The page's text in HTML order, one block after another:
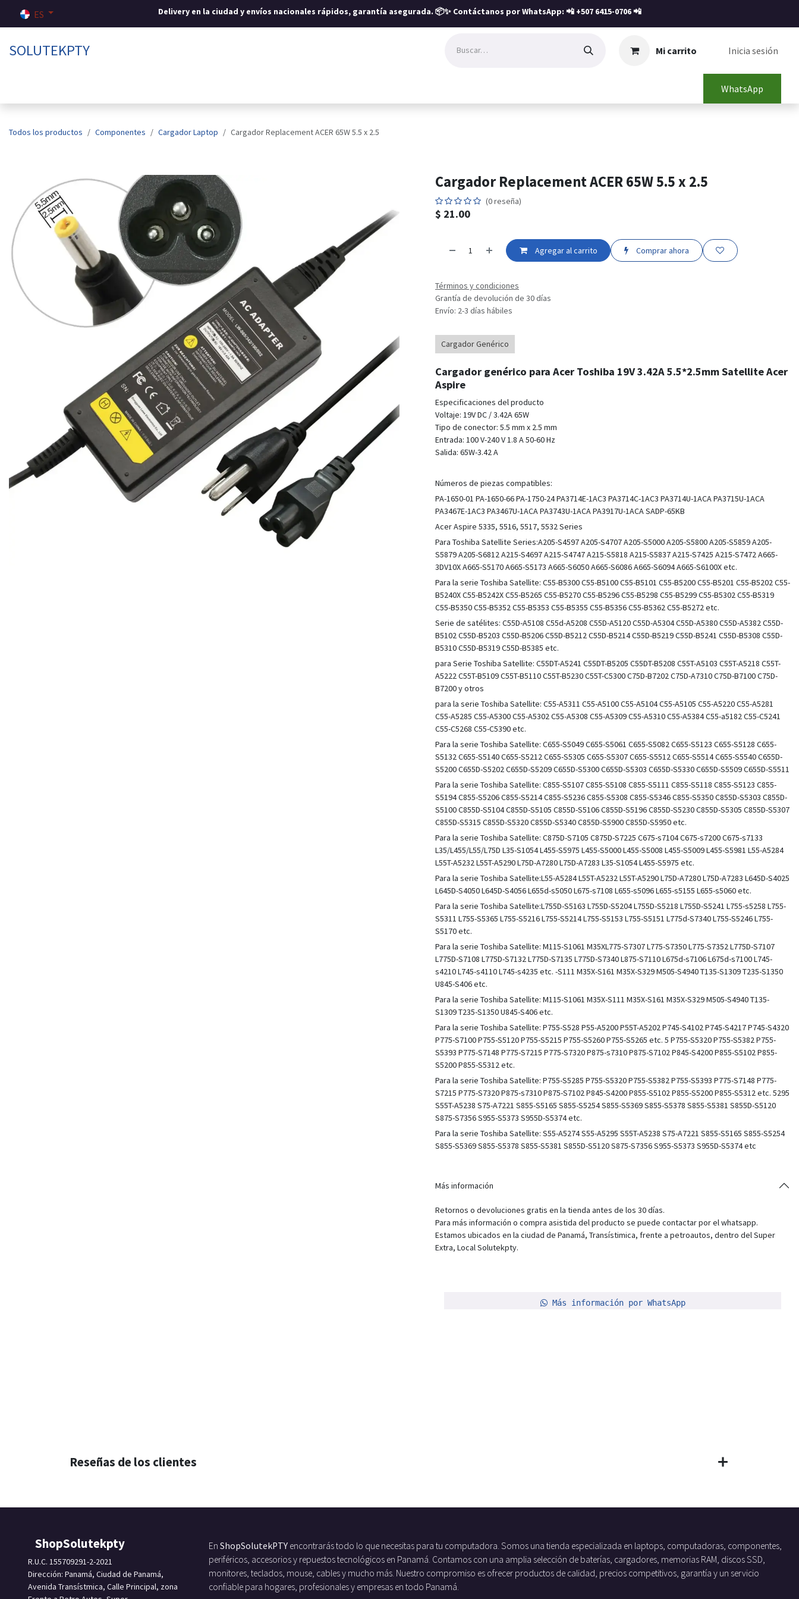
ES Delivery en la ciudad y envíos nacionales rápidos, garantía asegurada. 📦✨ Contáctanos por WhatsApp: 📲 +507 6415-0706📲
SOLUTEKPTY Mi carrito Inicia sesión
WhatsApp
Todos los productos Componentes Cargador Laptop Cargador Replacement ACER 65W 5.5 x 2.5
Cargador Replacement ACER 65W 5.5 x 2.5
(0 reseña)
$ 21.00
Agregar al carrito Comprar ahora
Términos y condiciones
Grantía de devolución de 30 días
Envío: 2-3 días hábiles
Cargador Genérico
Cargador genérico para Acer Toshiba 19V 3.42A 5.5*2.5mm Satellite Acer
Aspire
Especificaciones del producto
Voltaje: 19V DC / 3.42A 65W
Tipo de conector: 5.5 mm x 2.5 mm
Entrada: 100 V-240 V 1.8 A 50-60 Hz
Salida: 65W-3.42 A
Números de piezas compatibles:
PA-1650-01 PA-1650-66 PA-1750-24 PA3714E-1AC3 PA3714C-1AC3 PA3714U-1ACA PA3715U-1ACA
PA3467E-1AC3 PA3467U-1ACA PA3743U-1ACA PA3917U-1ACA SADP-65KB
Acer Aspire 5335, 5516, 5517, 5532 Series
Para Toshiba Satellite Series:A205-S4597 A205-S4707 A205-S5000 A205-S5800 A205-S5859 A205-
S5879 A205-S6812 A215-S4697 A215-S4747 A215-S5818 A215-S5837 A215-S7425 A215-S7472 A665-
3DV10X A665-S5170 A665-S5173 A665-S6050 A665-S6086 A665-S6094 A665-S6100X etc.
Para la serie Toshiba Satellite: C55-B5300 C55-B5100 C55-B5101 C55-B5200 C55-B5201 C55-B5202 C55-
B5240X C55-B5242X C55-B5265 C55-B5270 C55-B5296 C55-B5298 C55-B5299 C55-B5302 C55-B5319
C55-B5350 C55-B5352 C55-B5353 C55-B5355 C55-B5356 C55-B5362 C55-B5272 etc.
Serie de satélites: C55D-A5108 C55d-A5208 C55D-A5120 C55D-A5304 C55D-A5380 C55D-A5382 C55D-
B5102 C55D-B5203 C55D-B5206 C55D-B5212 C55D-B5214 C55D-B5219 C55D-B5241 C55D-B5308 C55D-
B5310 C55D-B5319 C55D-B5385 etc.
para Serie Toshiba Satellite: C55DT-A5241 C55DT-B5205 C55DT-B5208 C55T-A5103 C55T-A5218 C55T-
A5222 C55T-B5109 C55T-B5110 C55T-B5230 C55T-C5300 C75D-B7202 C75D-A7310 C75D-B7100 C75D-
B7200 y otros
para la serie Toshiba Satellite: C55-A5311 C55-A5100 C55-A5104 C55-A5105 C55-A5220 C55-A5281
C55-A5285 C55-A5300 C55-A5302 C55-A5308 C55-A5309 C55-A5310 C55-A5384 C55-a5182 C55-C5241
C55-C5268 C55-C5390 etc.
Para la serie Toshiba Satellite: C655-S5049 C655-S5061 C655-S5082 C655-S5123 C655-S5128 C655-
S5132 C655-S5140 C655-S5212 C655-S5305 C655-S5307 C655-S5512 C655-S5514 C655-S5540 C655D-
S5200 C655D-S5202 C655D-S5209 C655D-S5300 C655D-S5303 C655D-S5330 C655D-S5509 C655D-S5511
Para la serie Toshiba Satellite: C855-S5107 C855-S5108 C855-S5111 C855-S5118 C855-S5123 C855-
S5194 C855-S5206 C855-S5214 C855-S5236 C855-S5308 C855-S5346 C855-S5350 C855D-S5303 C855D-
S5100 C855D-S5104 C855D-S5105 C855D-S5106 C855D-S5196 C855D-S5230 C855D-S5305 C855D-S5307
C855D-S5315 C855D-S5320 C855D-S5340 C855D-S5900 C855D-S5950 etc.
Para la serie Toshiba Satellite: C875D-S7105 C875D-S7225 C675-s7104 C675-s7200 C675-s7133
L35/L455/L55/L75D L35-S1054 L455-S5975 L455-S5000 L455-S5008 L455-S5009 L455-S5981 L55-A5284
L55T-A5232 L55T-A5290 L75D-A7280 L75D-A7283 L35-S1054 L455-S5975 etc.
Para la serie Toshiba Satellite:L55-A5284 L55T-A5232 L55T-A5290 L75D-A7280 L75D-A7283 L645D-S4025
L645D-S4050 L645D-S4056 L655d-s5050 L675-s7108 L655-s5096 L655-s5155 L655-s5060 etc.
Para la serie Toshiba Satellite:L755D-S5163 L755D-S5204 L755D-S5218 L755D-S5241 L755-s5258 L755-
S5311 L755-S5365 L755-S5216 L755-S5214 L755-S5153 L755-S5151 L775d-S7340 L755-S5246 L755-
S5170 etc.
Para la serie Toshiba Satellite: M115-S1061 M35XL775-S7307 L775-S7350 L775-S7352 L775D-S7107
L775D-S7108 L775D-S7132 L775D-S7135 L775D-S7340 L875-S7110 L675d-s7106 L675d-s7100 L745-
s4210 L745-s4110 L745-s4235 etc. -S111 M35X-S161 M35X-S329 M505-S4940 T135-S1309 T235-S1350
U845-S406 etc.
Para la serie Toshiba Satellite: M115-S1061 M35X-S111 M35X-S161 M35X-S329 M505-S4940 T135-
S1309 T235-S1350 U845-S406 etc.
Para la serie Toshiba Satellite: P755-S528 P55-A5200 P55T-A5202 P745-S4102 P745-S4217 P745-S4320
P775-S7100 P755-S5120 P755-S5215 P755-S5260 P755-S5265 etc. 5 P755-S5320 P755-S5382 P755-
S5393 P775-S7148 P775-S7215 P775-S7320 P875-s7310 P875-S7102 P845-S4200 P855-S5102 P855-
S5200 P855-S5312 etc.
Para la serie Toshiba Satellite: P755-S5285 P755-S5320 P755-S5382 P755-S5393 P775-S7148 P775-
S7215 P775-S7320 P875-s7310 P875-S7102 P845-S4200 P855-S5102 P855-S5200 P855-S5312 etc. 5295
S55T-A5238 S75-A7221 S855-S5165 S855-S5254 S855-S5369 S855-S5378 S855-S5381 S855D-S5120
S875-S7356 S955-S5373 S955D-S5374 etc.
Para la serie Toshiba Satellite: S55-A5274 S55-A5295 S55T-A5238 S75-A7221 S855-S5165 S855-S5254
S855-S5369 S855-S5378 S855-S5381 S855D-S5120 S875-S7356 S955-S5373 S955D-S5374 etc
Más información
Retornos o devoluciones gratis en la tienda antes de los 30 días.
Para más información o compra asistida del producto se puede contactar por el whatsapp.
Estamos ubicados en la ciudad de Panamá, Transístimica, frente a petroautos, dentro del Super
Extra, Local Solutekpty.
Más información por WhatsApp
Reseñas de los clientes
ShopSolutekpty
R.U.C. 155709291-2-2021
Dirección: Panamá, Ciudad de Panamá,
Avenida Transístmica, Calle Principal, zona
En ShopSolutekPTY encontrarás todo lo que necesitas para tu computadora. Somos una tienda especializada en laptops, computadoras, componentes,
periféricos, accesorios y repuestos tecnológicos en Panamá. Contamos con una amplia selección de baterías, cargadores, memorias RAM, discos SSD,
monitores, teclados, mouse, cables y mucho más. Nuestro compromiso es ofrecer productos de calidad, precios competitivos, garantía y un servicio
confiable para hogares, profesionales y empresas en todo Panamá.